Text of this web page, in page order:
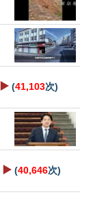
▶️ (41,103次)
▶️ (40,646次)